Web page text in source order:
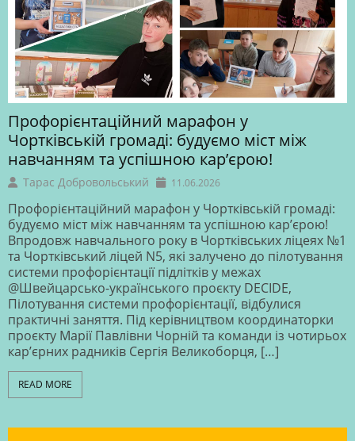
Профорієнтаційний марафон у
Чортківській громаді: будуємо міст між
навчанням та успішною кар’єрою!
Тарас Добровольський 11.06.2026
Профорієнтаційний марафон у Чортківській громаді:
будуємо міст між навчанням та успішною кар’єрою!
Впродовж навчального року в Чортківських ліцеях №1
та Чортківський ліцей N5, які залучено до пілотування
системи профорієнтації підлітків у межах
@Швейцарсько-українського проєкту DECIDE,
Пілотування системи профорієнтації, відбулися
практичні заняття. Під керівництвом координаторки
проєкту Марії Павлівни Чорній та команди із чотирьох
кар’єрних радників Сергія Великоборця, […]
READ MORE